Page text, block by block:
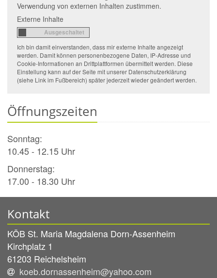
Verwendung von externen Inhalten zustimmen.
Externe Inhalte
Ich bin damit einverstanden, dass mir externe Inhalte angezeigt
werden. Damit können personenbezogene Daten, IP-Adresse und
Cookie-Informationen an Drittplattformen übermittelt werden. Diese
Einstellung kann auf der Seite mit unserer Datenschutzerklärung
(siehe Link im Fußbereich) später jederzeit wieder geändert werden.
Öffnungszeiten
Sonntag:
10.45 - 12.15 Uhr
Donnerstag:
17.00 - 18.30 Uhr
Kontakt
KÖB St. Maria Magdalena Dorn-Assenheim
Kirchplatz 1
61203 Reichelsheim
koeb.dornassenheim@yahoo.com